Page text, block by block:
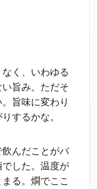
く、いわゆる
旨み。ただそ
旨味に変わり
するかな。
んだことがバ
した。温度が
る。燗でここ